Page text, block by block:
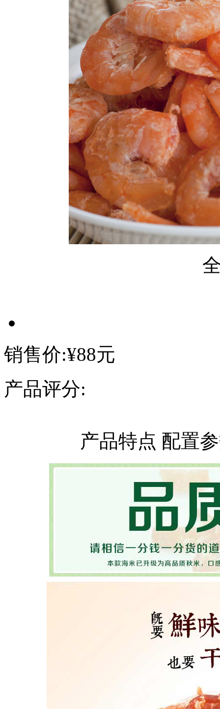
销售价:¥88元
产品评分:
产品特点 配置